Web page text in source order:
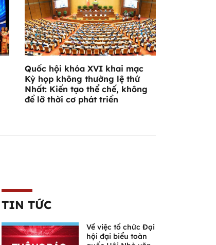
Quốc hội khóa XVI khai mạc
Kỳ họp không thường lệ thứ
Nhất: Kiến tạo thể chế, không
để lỡ thời cơ phát triển
TIN TỨC
Về việc tổ chức Đại
hội đại biểu toàn